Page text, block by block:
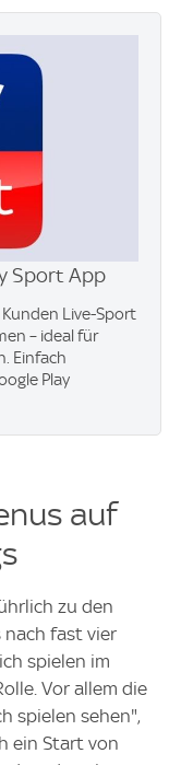
Sport App
Live-Sport
– ideal für
Einfach
Play
auf
zu den
nach fast vier
spielen im
Vor allem die
spielen sehen",
ein Start von